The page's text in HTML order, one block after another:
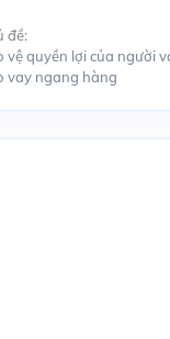
đề:
vệ quyền lợi của người
vay ngang hàng